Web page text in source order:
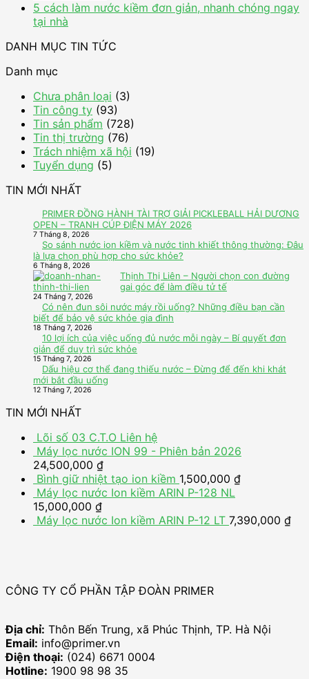
5 cách làm nước kiềm đơn giản, nhanh chóng ngay
tại nhà
DANH MỤC TIN TỨC
Danh mục
Chưa phân loại (3)
Tin công ty (93)
Tin sản phẩm (728)
Tin thị trường (76)
Trách nhiệm xã hội (19)
Tuyển dụng (5)
TIN MỚI NHẤT
PRIMER ĐỒNG HÀNH TÀI TRỢ GIẢI PICKLEBALL HẢI DƯƠNG
OPEN – TRANH CÚP ĐIỆN MÁY 2026
7 Tháng 8, 2026
So sánh nước ion kiềm và nước tinh khiết thông thường: Đâu
là lựa chọn phù hợp cho sức khỏe?
6 Tháng 8, 2026
Thịnh Thị Liên – Người chọn con đường
gai góc để làm điều tử tế
24 Tháng 7, 2026
Có nên đun sôi nước máy rồi uống? Những điều bạn cần
biết để bảo vệ sức khỏe gia đình
18 Tháng 7, 2026
10 lợi ích của việc uống đủ nước mỗi ngày – Bí quyết đơn
giản để duy trì sức khỏe
15 Tháng 7, 2026
Dấu hiệu cơ thể đang thiếu nước – Đừng để đến khi khát
mới bắt đầu uống
12 Tháng 7, 2026
TIN MỚI NHẤT
Lõi số 03 C.T.O Liên hệ
Máy lọc nước ION 99 - Phiên bản 2026
24,500,000 ₫
Bình giữ nhiệt tạo ion kiềm 1,500,000 ₫
Máy lọc nước Ion kiềm ARIN P-128 NL
15,000,000 ₫
Máy lọc nước Ion kiềm ARIN P-12 LT 7,390,000 ₫
CÔNG TY CỔ PHẦN TẬP ĐOÀN PRIMER
Địa chỉ: Thôn Bến Trung, xã Phúc Thịnh, TP. Hà Nội
Email: info@primer.vn
Điện thoại: (024) 6671 0004
Hotline: 1900 98 98 35